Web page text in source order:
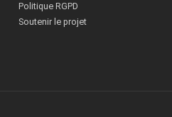
Politique RGPD
Soutenir le projet